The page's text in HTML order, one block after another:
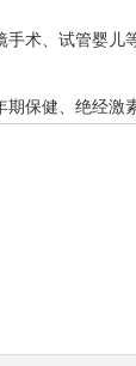
术、试管婴儿
保健、绝经激